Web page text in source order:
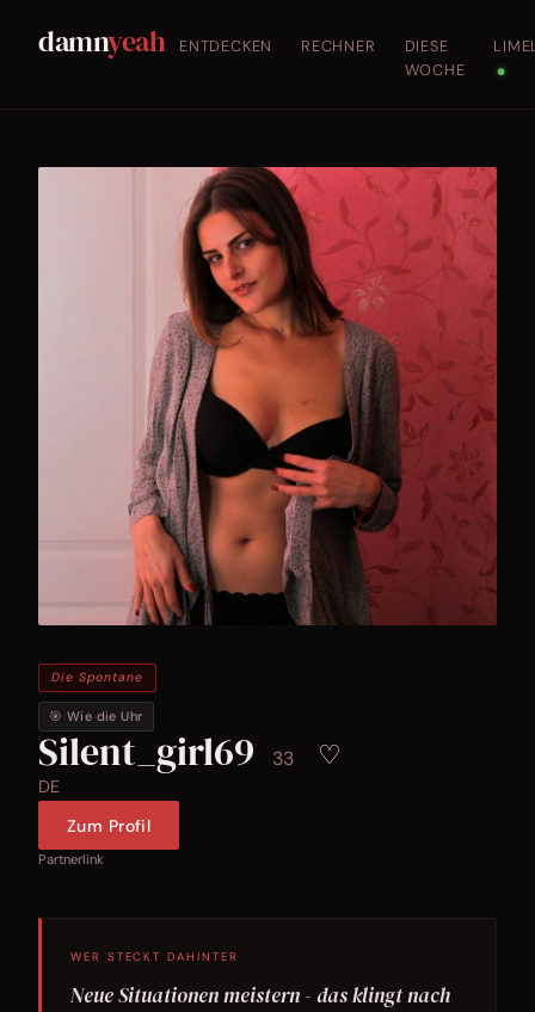
damnyeah ENTDECKEN RECHNER
DIESE
WOCHE
●
Die Spontane
🎯 Wie die Uhr
Silent_girl69 33 ♡
DE
Zum Profil
Partnerlink
WER STECKT DAHINTER
Neue Situationen meistern - das klingt nach